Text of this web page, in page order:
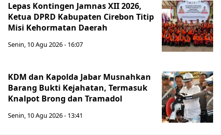
Lepas Kontingen Jamnas XII 2026,
Ketua DPRD Kabupaten Cirebon Titip
Misi Kehormatan Daerah
Senin, 10 Agu 2026 - 16:07
KDM dan Kapolda Jabar Musnahkan
Barang Bukti Kejahatan, Termasuk
Knalpot Brong dan Tramadol
Senin, 10 Agu 2026 - 13:41